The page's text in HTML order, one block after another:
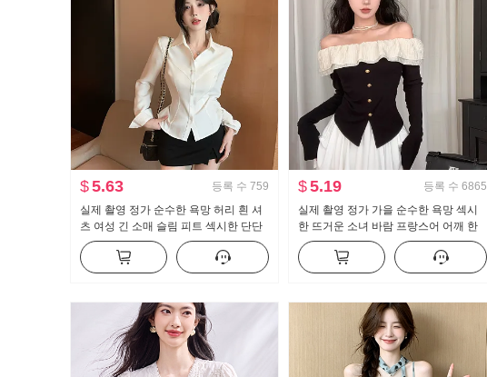
$5.63 등록 수 759
실제 촬영 정가 순수한 욕망 허리 흰 셔
츠 여성 긴 소매 슬림 피트 섹시한 단단
한 셔츠 ol 유니폼 경력 작업복
$5.19 등록 수 6865
실제 촬영 정가 가을 순수한 욕망 섹시
한 뜨거운 소녀 바람 프랑스어 어깨 한
개 긴 소매 티셔츠 여자 프릴 허리 맨위